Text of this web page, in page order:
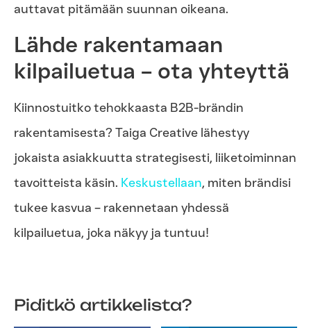
auttavat pitämään suunnan oikeana.
Lähde rakentamaan
kilpailuetua – ota yhteyttä
Kiinnostuitko tehokkaasta B2B-brändin
rakentamisesta? Taiga Creative lähestyy
jokaista asiakkuutta strategisesti, liiketoiminnan
tavoitteista käsin. Keskustellaan, miten brändisi
tukee kasvua – rakennetaan yhdessä
kilpailuetua, joka näkyy ja tuntuu!
Piditkö artikkelista?